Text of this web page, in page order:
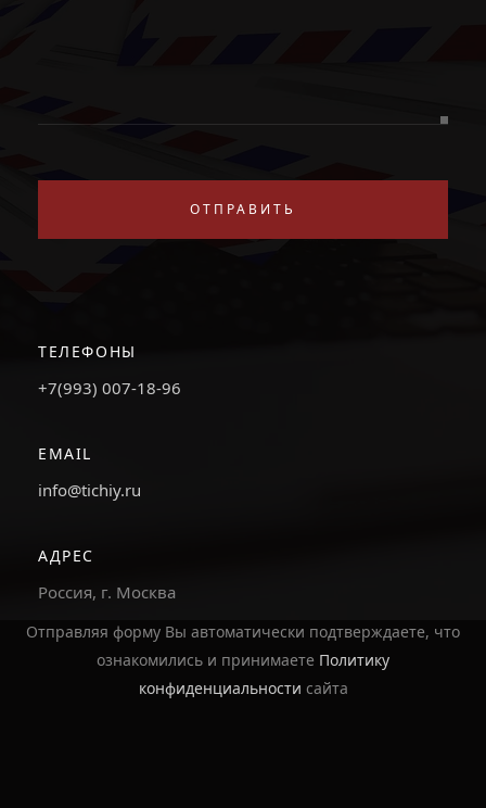
ОТПРАВИТЬ
ТЕЛЕФОНЫ
+7(993) 007-18-96
EMAIL
info@tichiy.ru
АДРЕС
Россия, г. Москва
Отправляя форму Вы автоматически подтверждаете, что
ознакомились и принимаете Политику
конфиденциальности сайта